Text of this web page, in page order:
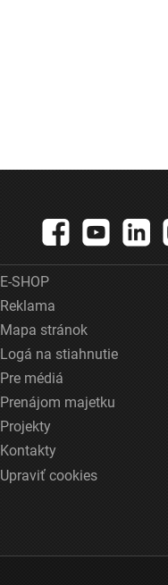
E-SHOP
Reklama
Mapa stránok
Logá na stiahnutie
Pre médiá
Prenájom majetku
Projekty
Kontakty
Upraviť cookies